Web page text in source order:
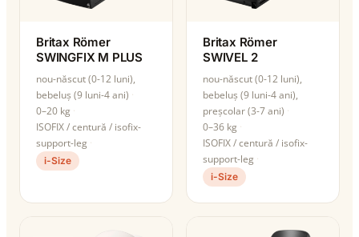
Britax Römer
SWINGFIX M PLUS
nou-născut (0-12 luni),
bebeluș (9 luni-4 ani)
0–20 kg
ISOFIX / centură / isofix-
support-leg
i-Size
Britax Römer
SWIVEL 2
nou-născut (0-12 luni),
bebeluș (9 luni-4 ani),
preșcolar (3-7 ani)
0–36 kg
ISOFIX / centură / isofix-
support-leg
i-Size